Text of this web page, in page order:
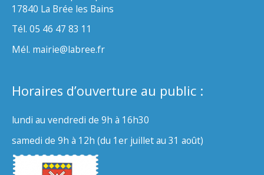
17840 La Brée les Bains
Tél. 05 46 47 83 11
Mél. mairie@labree.fr
Horaires d’ouverture au public :
lundi au vendredi de 9h à 16h30
samedi de 9h à 12h (du 1er juillet au 31 août)